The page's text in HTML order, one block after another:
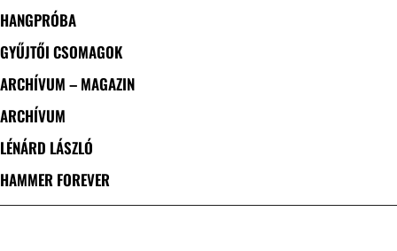
HANGPRÓBA
GYŰJTŐI CSOMAGOK
ARCHÍVUM – MAGAZIN
ARCHÍVUM
LÉNÁRD LÁSZLÓ
HAMMER FOREVER